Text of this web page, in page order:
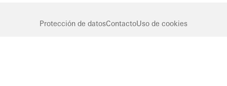
Protección de datosContactoUso de cookies